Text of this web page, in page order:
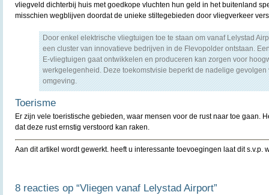
vliegveld dichterbij huis met goedkope vluchten hun geld in het buitenland
misschien wegblijven doordat de unieke stiltegebieden door vliegverkeer
Door enkel elektrische vliegtuigen toe te staan om vanaf Lelystad
een cluster van innovatieve bedrijven in de Flevopolder ontstaan.
E-vliegtuigen gaat ontwikkelen en produceren kan zorgen voor
werkgelegenheid. Deze toekomstvisie beperkt de nadelige gevolgen
omgeving.
Toerisme
Er zijn vele toeristische gebieden, waar mensen voor de rust naar toe gaan.
dat deze rust ernstig verstoord kan raken.
Aan dit artikel wordt gewerkt. heeft u interessante toevoegingen laat dit s.v.p.
8 reacties op “Vliegen vanaf Lelystad Airport”